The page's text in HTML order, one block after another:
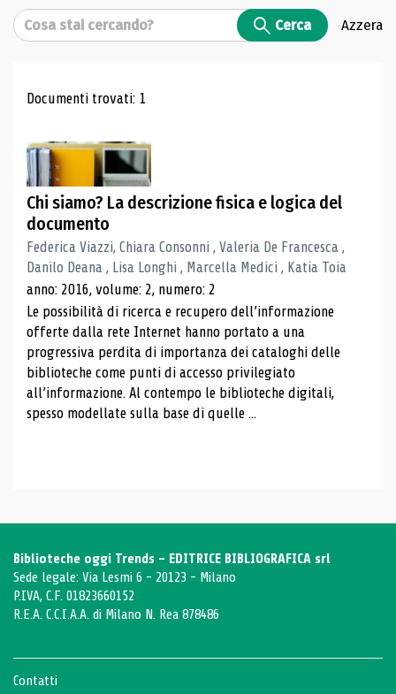
Cerca Cerca Azzera
Risultati di ricerca
Documenti trovati: 1
Chi siamo? La descrizione fisica e logica del
documento
Federica Viazzi, Chiara Consonni , Valeria De Francesca ,
Danilo Deana , Lisa Longhi , Marcella Medici , Katia Toia
anno: 2016, volume: 2, numero: 2
Le possibilità di ricerca e recupero dell’informazione
offerte dalla rete Internet hanno portato a una
progressiva perdita di importanza dei cataloghi delle
biblioteche come punti di accesso privilegiato
all’informazione. Al contempo le biblioteche digitali,
spesso modellate sulla base di quelle ...
Biblioteche oggi Trends - EDITRICE BIBLIOGRAFICA srl
Sede legale: Via Lesmi 6 - 20123 - Milano
P.IVA, C.F. 01823660152
R.E.A. C.C.I.A.A. di Milano N. Rea 878486
Contatti